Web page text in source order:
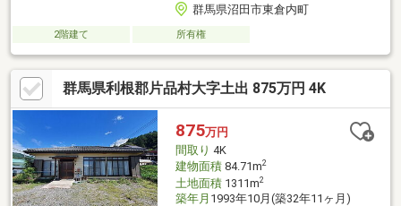
群馬県沼田市東倉内町
2階建て 所有権
群馬県利根郡片品村大字土出 875万円 4K
875万円
間取り 4K
建物面積84.71m2
土地面積1311m2
築年月 1993年10月(築32年11ヶ月)